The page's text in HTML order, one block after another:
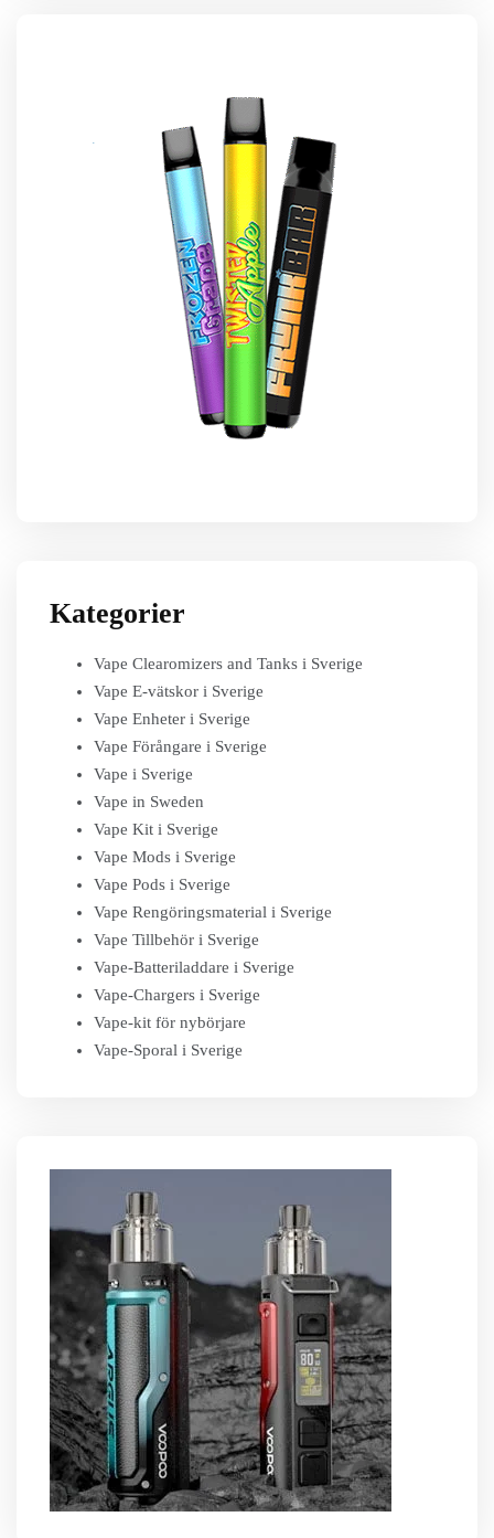
Kategorier
Vape Clearomizers and Tanks i Sverige
Vape E-vätskor i Sverige
Vape Enheter i Sverige
Vape Förångare i Sverige
Vape i Sverige
Vape in Sweden
Vape Kit i Sverige
Vape Mods i Sverige
Vape Pods i Sverige
Vape Rengöringsmaterial i Sverige
Vape Tillbehör i Sverige
Vape-Batteriladdare i Sverige
Vape-Chargers i Sverige
Vape-kit för nybörjare
Vape-Sporal i Sverige